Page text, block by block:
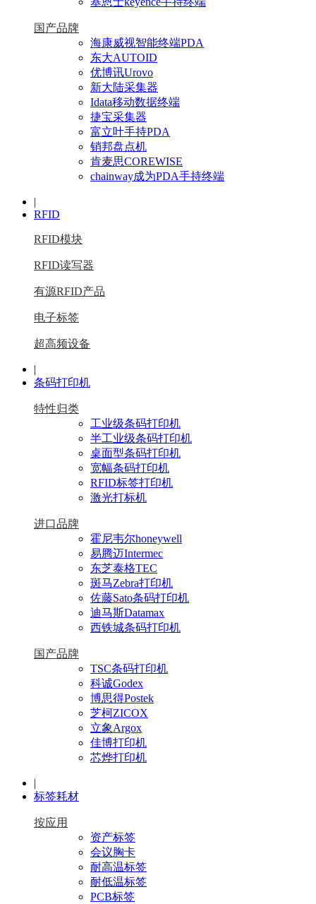
国产品牌
海康威视智能终端PDA
东大AUTOID
优博讯Urovo
新大陆采集器
Idata移动数据终端
捷宝采集器
富立叶手持PDA
销邦盘点机
肯麦思COREWISE
chainway成为PDA手持终端
|
RFID
RFID模块
RFID读写器
有源RFID产品
电子标签
超高频设备
|
条码打印机
特性归类
工业级条码打印机
半工业级条码打印机
桌面型条码打印机
宽幅条码打印机
RFID标签打印机
激光打标机
进口品牌
霍尼韦尔honeywell
易腾迈Intermec
东芝泰格TEC
斑马Zebra打印机
佐藤Sato条码打印机
迪马斯Datamax
西铁城条码打印机
国产品牌
TSC条码打印机
科诚Godex
博思得Postek
芝柯ZICOX
立象Argox
佳博打印机
芯烨打印机
|
标签耗材
按应用
资产标签
会议胸卡
耐高温标签
耐低温标签
PCB标签